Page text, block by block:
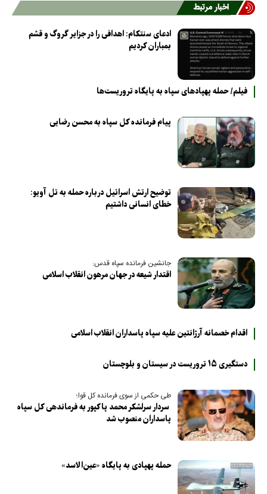
اخبار مرتبط
ادعای سنتکام: اهدافی را در جزایر گروگ و قشم
بمباران کردیم
فیلم/ حمله پهپادهای سپاه به پایگاه تروریست‌ها
پیام فرمانده کل سپاه به محسن رضایی
توضیح ارتش اسرائیل درباره حمله به تل آویو:
خطای انسانی داشتیم
جانشین فرمانده سپاه قدس:
اقتدار شیعه در جهان مرهون انقلاب اسلامی
اقدام خصمانه آرژانتین علیه سپاه پاسداران انقلاب اسلامی
دستگیری ۱۵ تروریست در سیستان و بلوچستان
طی حکمی از سوی فرمانده کل قوا؛
سردار سرلشکر محمد پاکپور به فرماندهی کل سپاه
پاسداران منصوب شد
حمله پهپادی به پایگاه «عین‌الاسد»